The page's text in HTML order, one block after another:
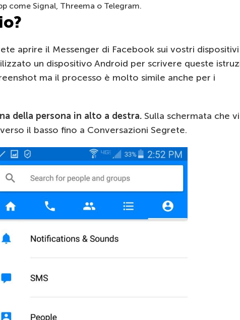
come Signal, Threema o Telegram.
aprire il Messenger di Facebook sui vostri dispositivi
un dispositivo Android per scrivere queste
ma il processo è molto simile anche per i
della persona in alto a destra. Sulla schermata che vi
il basso fino a Conversazioni Segrete.